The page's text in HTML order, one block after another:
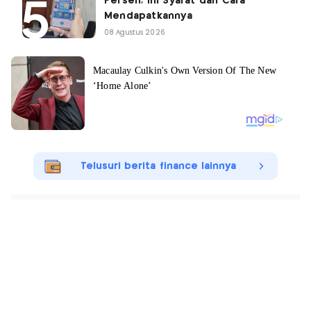
Mendapatkannya
08 Agustus 2026
Telusuri berita finance lainnya